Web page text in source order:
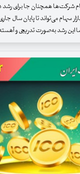
شرکت‌ها همچنان جا برای رشد
سهام می‌تواند تا پایان سال